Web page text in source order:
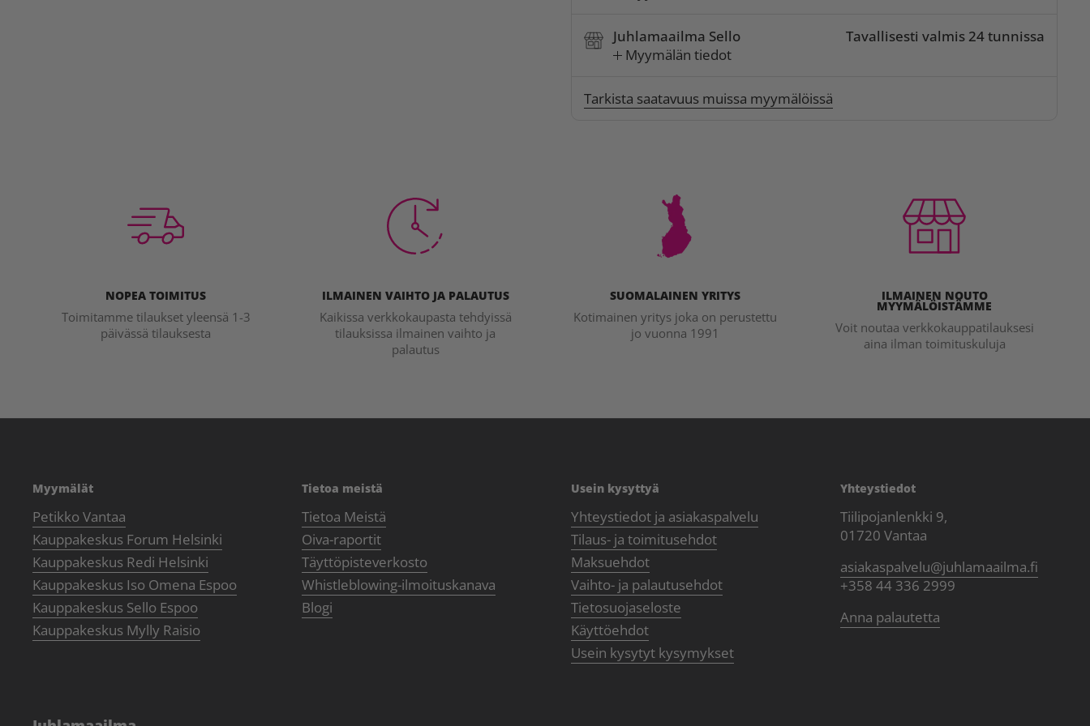
Juhlamaailma Sello
Myymälän tiedot
Tavallisesti valmis 24 tunnissa
Tarkista saatavuus muissa myymälöissä
NOPEA TOIMITUS
Toimitamme tilaukset yleensä 1-3
päivässä tilauksesta
ILMAINEN VAIHTO JA PALAUTUS
Kaikissa verkkokaupasta tehdyissä
tilauksissa ilmainen vaihto ja
palautus
SUOMALAINEN YRITYS
Kotimainen yritys joka on perustettu
jo vuonna 1991
ILMAINEN NOUTO
MYYMÄLÖISTÄMME
Voit noutaa verkkokauppatilauksesi
aina ilman toimituskuluja
Myymälät
Petikko Vantaa
Kauppakeskus Forum Helsinki
Kauppakeskus Redi Helsinki
Kauppakeskus Iso Omena Espoo
Kauppakeskus Sello Espoo
Kauppakeskus Mylly Raisio
Tietoa meistä
Tietoa Meistä
Oiva-raportit
Täyttöpisteverkosto
Whistleblowing-ilmoituskanava
Blogi
Usein kysyttyä
Yhteystiedot ja asiakaspalvelu
Tilaus- ja toimitusehdot
Maksuehdot
Vaihto- ja palautusehdot
Tietosuojaseloste
Käyttöehdot
Usein kysytyt kysymykset
Yhteystiedot
Tiilipojanlenkki 9,
01720 Vantaa
asiakaspalvelu@juhlamaailma.fi
+358 44 336 2999
Anna palautetta